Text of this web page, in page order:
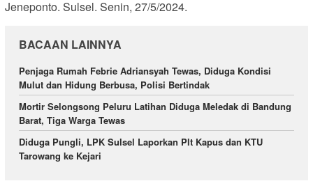
Jeneponto. Sulsel. Senin, 27/5/2024.
BACAAN LAINNYA
Penjaga Rumah Febrie Adriansyah Tewas, Diduga Kondisi
Mulut dan Hidung Berbusa, Polisi Bertindak
Mortir Selongsong Peluru Latihan Diduga Meledak di Bandung
Barat, Tiga Warga Tewas
Diduga Pungli, LPK Sulsel Laporkan Plt Kapus dan KTU
Tarowang ke Kejari